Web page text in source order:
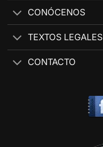
CONÓCENOS
TEXTOS LEGALES
CONTACTO